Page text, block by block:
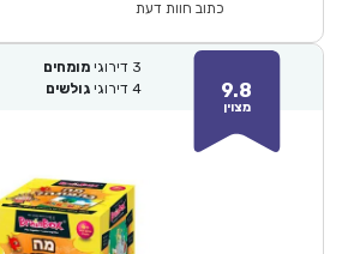
₪171.00.
כתוב חוות דעת
9.8
מצוין
3 דירוגי מומחים
4 דירוגי גולשים